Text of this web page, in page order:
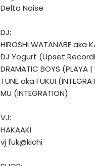
Delta Noise
DJ:
HIROSHI WATANABE
DJ Yogurt (Upset
DRAMATIC BOYS (PLAYA
TUNE aka FUKUI
MU (INTEGRATION)
VJ:
HAKAAKI
vj fuk@kichi